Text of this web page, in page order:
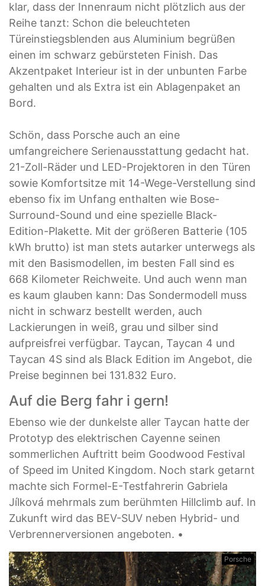
klar, dass der Innenraum nicht plötzlich aus der
Reihe tanzt: Schon die beleuchteten
Türeinstiegsblenden aus Aluminium begrüßen
einen im schwarz gebürsteten Finish. Das
Akzentpaket Interieur ist in der unbunten Farbe
gehalten und als Extra ist ein Ablagenpaket an
Bord.
Schön, dass Porsche auch an eine
umfangreichere Serienausstattung gedacht hat.
21-Zoll-Räder und LED-Projektoren in den Türen
sowie Komfortsitze mit 14-Wege-Verstellung sind
ebenso fix im Unfang enthalten wie Bose-
Surround-Sound und eine spezielle Black-
Edition-Plakette. Mit der größeren Batterie (105
kWh brutto) ist man stets autarker unterwegs als
mit den Basismodellen, im besten Fall sind es
668 Kilometer Reichweite. Und auch wenn man
es kaum glauben kann: Das Sondermodell muss
nicht in schwarz bestellt werden, auch
Lackierungen in weiß, grau und silber sind
aufpreisfrei verfügbar. Taycan, Taycan 4 und
Taycan 4S sind als Black Edition im Angebot, die
Preise beginnen bei 131.832 Euro.
Auf die Berg fahr i gern!
Ebenso wie der dunkelste aller Taycan hatte der
Prototyp des elektrischen Cayenne seinen
sommerlichen Auftritt beim Goodwood Festival
of Speed im United Kingdom. Noch stark getarnt
machte sich Formel-E-Testfahrerin Gabriela
Jílková mehrmals zum berühmten Hillclimb auf. In
Zukunft wird das BEV-SUV neben Hybrid- und
Verbrennerversionen angeboten. •
Porsche